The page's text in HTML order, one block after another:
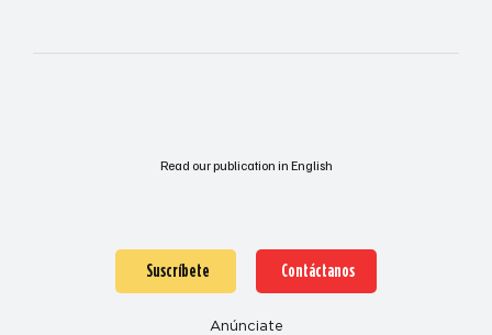
Read our publication in English
Suscríbete Contáctanos
Anúnciate